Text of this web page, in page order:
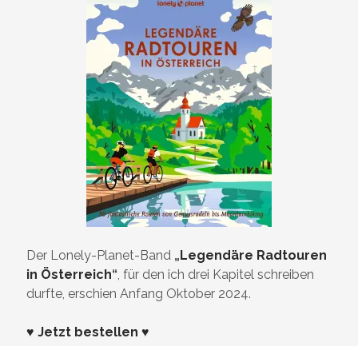
Der Lonely-Planet-Band „Legendäre Radtouren
in Österreich“ , für den ich drei Kapitel schreiben
durfte, erschien Anfang Oktober 2024.
♥ Jetzt bestellen ♥